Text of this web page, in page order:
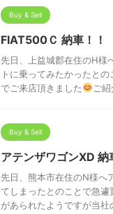
Buy & Sell
FIAT500Ｃ 納車！！
先日、上益城郡在住のH様
トに乗ってみたかったと
でご来店頂きました
ご
Buy & Sell
アテンザワゴンXD 納
先日、熊本市在住のN様へ
てしまったとのことで急
があられたようですが当